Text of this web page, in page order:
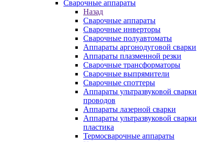
Сварочные аппараты
Назад
Сварочные аппараты
Сварочные инверторы
Сварочные полуавтоматы
Аппараты аргонодуговой сварки
Аппараты плазменной резки
Сварочные трансформаторы
Сварочные выпрямители
Сварочные споттеры
Аппараты ультразвуковой сварки
проводов
Аппараты лазерной сварки
Аппараты ультразвуковой сварки
пластика
Термосварочные аппараты